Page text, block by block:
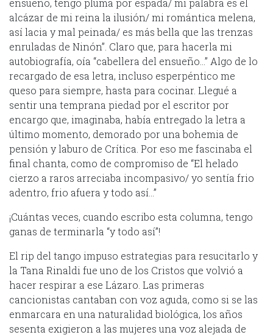
alcázar de mi reina la ilusión/ mi romántica melena,
así lacia y mal peinada/ es más bella que las trenzas
enruladas de Ninón”. Claro que, para hacerla mi
autobiografía, oía “cabellera del ensueño…” Algo de lo
recargado de esa letra, incluso esperpéntico me
queso para siempre, hasta para cocinar. Llegué a
sentir una temprana piedad por el escritor por
encargo que, imaginaba, había entregado la letra a
último momento, demorado por una bohemia de
pensión y laburo de Crítica. Por eso me fascinaba el
final chanta, como de compromiso de “El helado
cierzo a raros arreciaba incompasivo/ yo sentía frio
adentro, frio afuera y todo así…”
¡Cuántas veces, cuando escribo esta columna, tengo
ganas de terminarla “y todo así”!
El rip del tango impuso estrategias para resucitarlo y
la Tana Rinaldi fue uno de los Cristos que volvió a
hacer respirar a ese Lázaro. Las primeras
cancionistas cantaban con voz aguda, como si se las
enmarcara en una naturalidad biológica, los años
sesenta exigieron a las mujeres una voz alejada de